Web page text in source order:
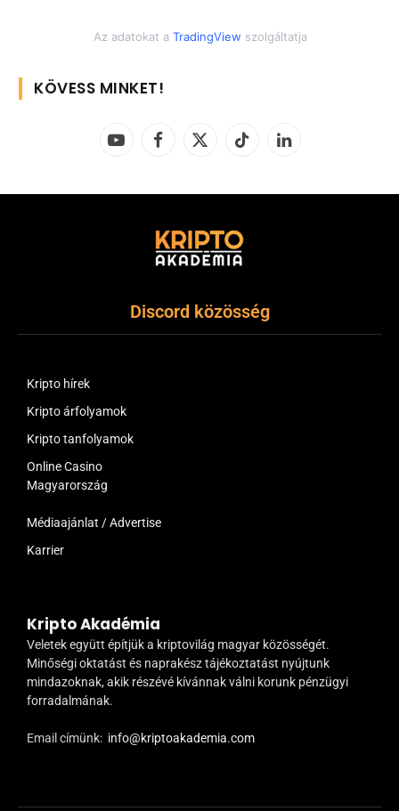
Az adatokat a TradingView szolgáltatja
KÖVESS MINKET!
YouTubeFacebook
X
TikTok LinkedIn
Discord közösség
Kripto hírek
Kripto árfolyamok
Kripto tanfolyamok
Online Casino
Magyarország
Médiaajánlat / Advertise
Karrier
Kripto Akadémia
Veletek együtt építjük a kriptovilág magyar közösségét.
Minőségi oktatást és naprakész tájékoztatást nyújtunk
mindazoknak, akik részévé kívánnak válni korunk pénzügyi
forradalmának.
Email címünk: info@kriptoakademia.com